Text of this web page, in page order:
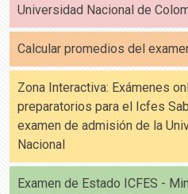
Universidad Nacional de
Calcular promedios del
Zona Interactiva: Exámenes
preparatorios para el Icfes
examen de admisión de la
Nacional
Examen de Estado ICFES -